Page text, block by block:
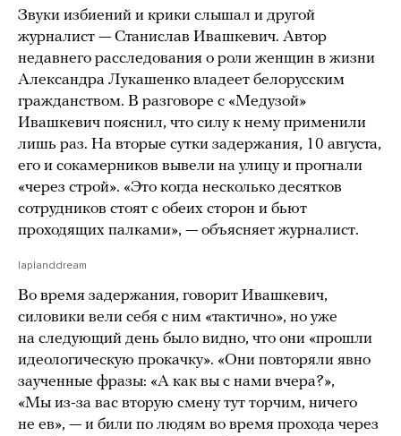
Звуки избиений и крики слышал и другой
журналист — Станислав Ивашкевич. Автор
недавнего расследования о роли женщин в жизни
Александра Лукашенко владеет белорусским
гражданством. В разговоре с «Медузой»
Ивашкевич пояснил, что силу к нему применили
лишь раз. На вторые сутки задержания, 10 августа,
его и сокамерников вывели на улицу и прогнали
«через строй». «Это когда несколько десятков
сотрудников стоят с обеих сторон и бьют
проходящих палками», — объясняет журналист.
laplanddream
Во время задержания, говорит Ивашкевич,
силовики вели себя с ним «тактично», но уже
на следующий день было видно, что они «прошли
идеологическую прокачку». «Они повторяли явно
заученные фразы: «А как вы с нами вчера?»,
«Мы из-за вас вторую смену тут торчим, ничего
не ев», — и били по людям во время прохода через